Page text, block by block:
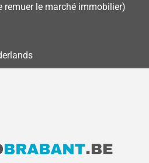
remuer le marché immobilier)